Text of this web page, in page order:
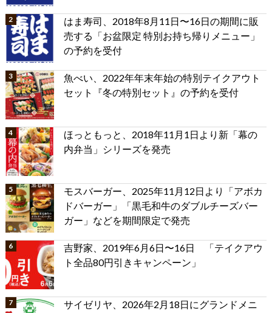
はま寿司、2018年8月11日〜16日の期間に販
売する「お盆限定 特別お持ち帰りメニュー」
の予約を受付
魚べい、2022年年末年始の特別テイクアウト
セット『冬の特別セット』の予約を受付
ほっともっと、2018年11月1日より新「幕の
内弁当」シリーズを発売
モスバーガー、2025年11月12日より「アボカ
ドバーガー」「黒毛和牛のダブルチーズバー
ガー」などを期間限定で発売
吉野家、2019年6月6日〜16日 「テイクアウ
ト全品80円引きキャンペーン」
サイゼリヤ、2026年2月18日にグランドメニ